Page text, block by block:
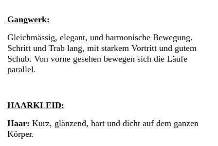
Gangwerk:
Gleichmässig, elegant, und harmonische Bewegung.
Schritt und Trab lang, mit starkem Vortritt und gutem
Schub. Von vorne gesehen bewegen sich die Läufe
parallel.
HAARKLEID:
Haar: Kurz, glänzend, hart und dicht auf dem ganzen
Körper.